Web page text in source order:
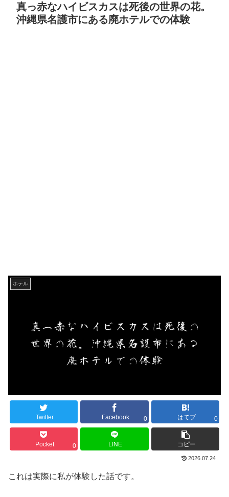
真っ赤なハイビスカスは死後の世界の花。
沖縄県名護市にある廃ホテルでの体験
ホテル
Twitter Facebook 0 はてブ 0
Pocket 0 LINE コピー
2026.07.24
これは実際に私が体験した話です。